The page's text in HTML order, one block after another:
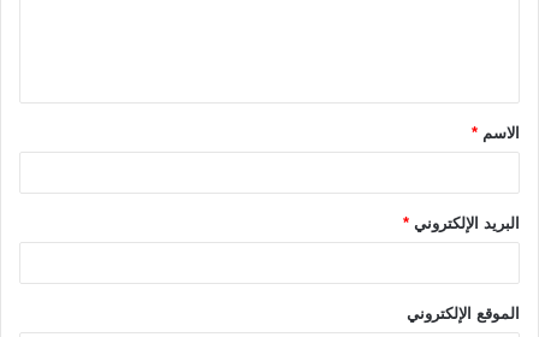
ق
*الاسم *
البريد الإلكتروني *
الموقع الإلكتروني